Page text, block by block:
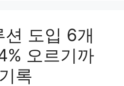
션 도입 6개
오르기까
록